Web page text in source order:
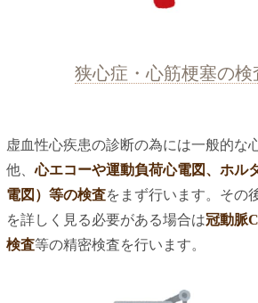
狭心症・心筋梗塞の検
虚血性心疾患の診断の為には一般的な
他、心エコーや運動負荷心電図、ホル
電図）等の検査をまず行います。その
を詳しく見る必要がある場合は冠動脈
検査等の精密検査を行います。